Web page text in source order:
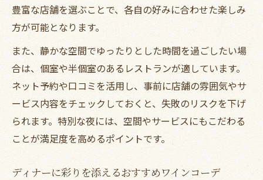
豊富な店舗を選ぶことで、各自の好みに合わせた楽しみ
方が可能となります。
また、静かな空間でゆったりとした時間を過ごしたい場
合は、個室や半個室のあるレストランが適しています。
ネット予約や口コミを活用し、事前に店舗の雰囲気やサ
ービス内容をチェックしておくと、失敗のリスクを下げ
られます。特別な夜には、空間やサービスにもこだわる
ことが満足度を高めるポイントです。
ディナーに彩りを添えるおすすめワインコーデ